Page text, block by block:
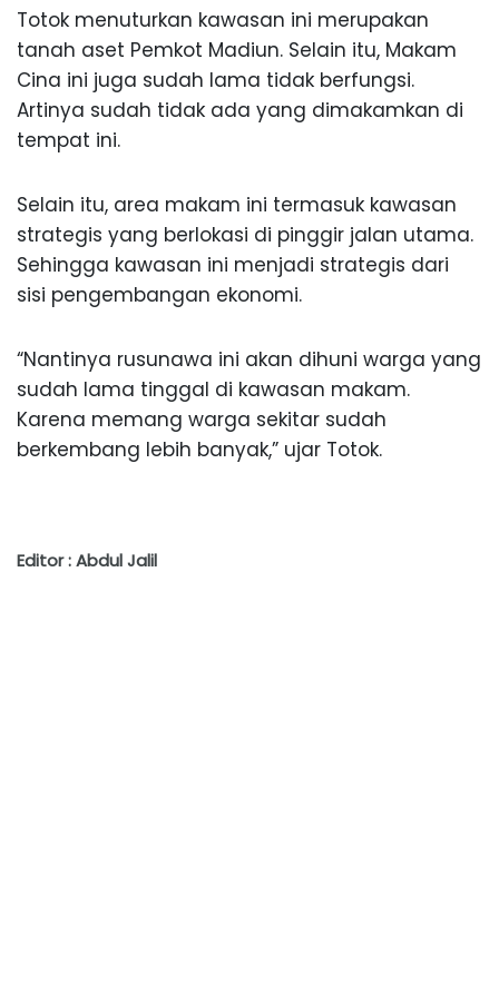
Totok menuturkan kawasan ini merupakan
tanah aset Pemkot Madiun. Selain itu, Makam
Cina ini juga sudah lama tidak berfungsi.
Artinya sudah tidak ada yang dimakamkan di
tempat ini.
Selain itu, area makam ini termasuk kawasan
strategis yang berlokasi di pinggir jalan utama.
Sehingga kawasan ini menjadi strategis dari
sisi pengembangan ekonomi.
“Nantinya rusunawa ini akan dihuni warga yang
sudah lama tinggal di kawasan makam.
Karena memang warga sekitar sudah
berkembang lebih banyak,” ujar Totok.
Editor : Abdul Jalil